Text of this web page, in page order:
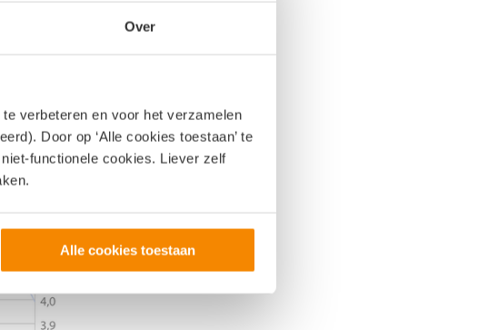
Over
verbeteren en voor het verzamelen
Door op ‘Alle cookies toestaan’ te
functionele cookies. Liever zelf
Alle cookies toestaan